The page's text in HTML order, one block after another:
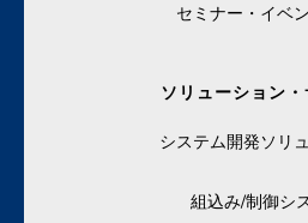
セミナー・イベ
ソリューション
システム開発ソリ
組込み/制御シ